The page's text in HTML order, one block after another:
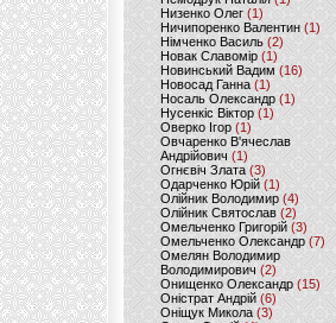
Низенко Олег (1)
Ничипоренко Валентин (1)
Німченко Василь (2)
Новак Славомір (1)
Новинський Вадим (16)
Новосад Ганна (1)
Носаль Олександр (1)
Нусенкіс Віктор (1)
Оверко Ігор (1)
Овчаренко В'ячеслав
Андрійович(1)
Огнєвіч Злата (3)
Одарченко Юрій(1)
Олійник Володимир (4)
Олійник Святослав (2)
Омельченко Григорій (3)
Омельченко Олександр(7)
Омелян Володимир
Володимирович (2)
Онищенко Олександр (15)
Оністрат Андрій (6)
Оніщук Микола (3)